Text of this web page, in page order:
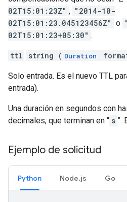
02T15:01:23Z" , "2014-10-
02T15:01:23.045123456Z" o
02T15:01:23+05:30" .
ttl string ( Duration
Solo entrada. Es el nuevo TTL
entrada).
Una duración en segundos con
decimales, que terminan en “ s ”.
Ejemplo de solicitud
Python Node.js Go